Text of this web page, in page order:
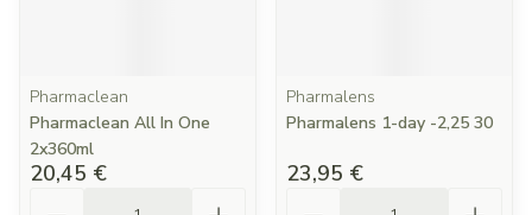
Pharmaclean
Pharmaclean All In One
2x360ml
20,45 €
Pharmalens
Pharmalens 1-day -2,25 30
23,95 €